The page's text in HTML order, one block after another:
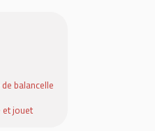
balancelle
et jouet